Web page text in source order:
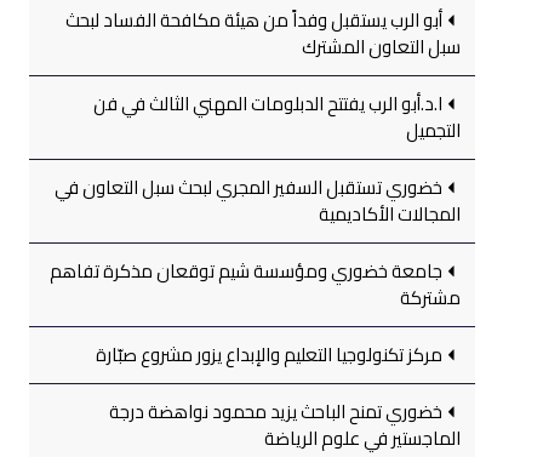
أبو الرب يستقبل وفداً من هيئة مكافحة الفساد لبحث
سبل التعاون المشترك
ا.د.أبو الرب يفتتح الدبلومات المهني الثالث في فن
التجميل
خضوري تستقبل السفير المجري لبحث سبل التعاون في
المجالات الأكاديمية
جامعة خضوري ومؤسسة شيم توقعان مذكرة تفاهم
مشتركة
مركز تكنولوجيا التعليم والإبداع يزور مشروع صبّارة
خضوري تمنح الباحث يزيد محمود نواهضة درجة
الماجستير في علوم الرياضة